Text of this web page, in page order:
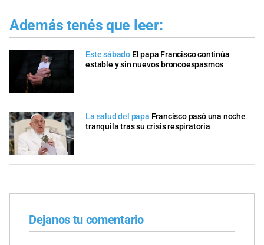
Además tenés que leer:
Este sábado El papa Francisco continúa
estable y sin nuevos broncoespasmos
La salud del papa Francisco pasó una noche
tranquila tras su crisis respiratoria
Dejanos tu comentario